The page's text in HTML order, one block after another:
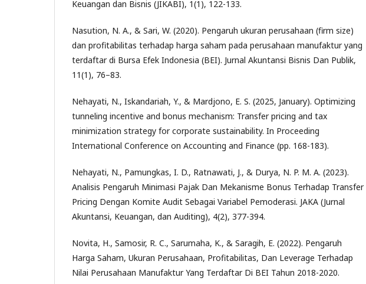
Keuangan dan Bisnis (JIKABI), 1(1), 122-133.
Nasution, N. A., & Sari, W. (2020). Pengaruh ukuran perusahaan (firm size)
dan profitabilitas terhadap harga saham pada perusahaan manufaktur yang
terdaftar di Bursa Efek Indonesia (BEI). Jurnal Akuntansi Bisnis Dan Publik,
11(1), 76–83.
Nehayati, N., Iskandariah, Y., & Mardjono, E. S. (2025, January). Optimizing
tunneling incentive and bonus mechanism: Transfer pricing and tax
minimization strategy for corporate sustainability. In Proceeding
International Conference on Accounting and Finance (pp. 168-183).
Nehayati, N., Pamungkas, I. D., Ratnawati, J., & Durya, N. P. M. A. (2023).
Analisis Pengaruh Minimasi Pajak Dan Mekanisme Bonus Terhadap Transfer
Pricing Dengan Komite Audit Sebagai Variabel Pemoderasi. JAKA (Jurnal
Akuntansi, Keuangan, dan Auditing), 4(2), 377-394.
Novita, H., Samosir, R. C., Sarumaha, K., & Saragih, E. (2022). Pengaruh
Harga Saham, Ukuran Perusahaan, Profitabilitas, Dan Leverage Terhadap
Nilai Perusahaan Manufaktur Yang Terdaftar Di BEI Tahun 2018-2020.